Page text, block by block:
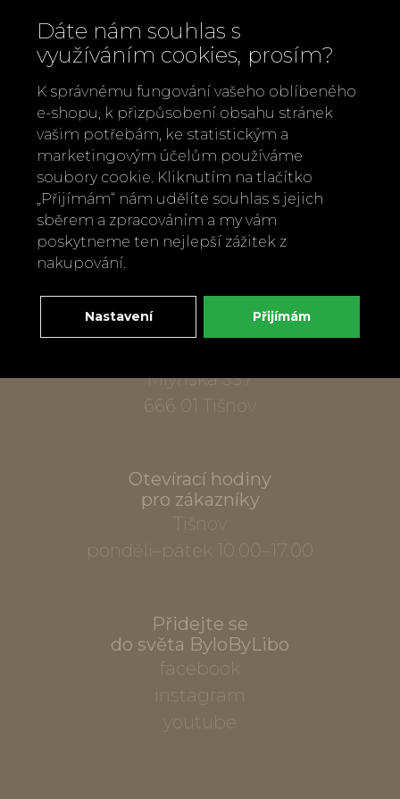
Zavolejte nám
+420 737 886 915
Napište nám
info@bylobylibo.cz
Setkejme se:
Mlýnská 337
666 01 Tišnov
Otevírací hodiny
pro zákazníky
Tišnov
pondělí–pátek 10.00–17.00
Přidejte se
do světa ByloByLibo
facebook
instagram
youtube
Dáte nám souhlas s
využíváním cookies, prosím?
K správnému fungování vašeho oblíbeného
e-shopu, k přizpůsobení obsahu stránek
vašim potřebám, ke statistickým a
marketingovým účelům používáme
soubory cookie. Kliknutím na tlačítko
„Přijímám“ nám udělíte souhlas s jejich
sběrem a zpracováním a my vám
poskytneme ten nejlepší zážitek z
nakupování.
Nastavení Přijímám